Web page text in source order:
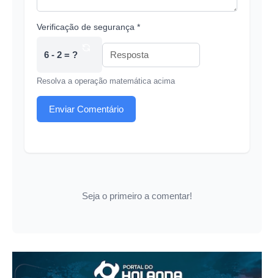
Verificação de segurança *
6 - 2 = ?
Resolva a operação matemática acima
Enviar Comentário
Seja o primeiro a comentar!